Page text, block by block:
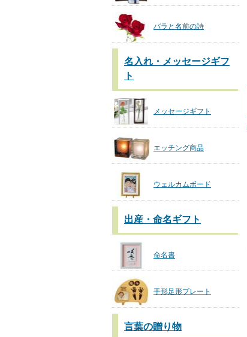
バラと名前の詩
名入れ・メッセージギフ
ト
メッセージギフト
エッチング商品
ウェルカムボード
出産・命名ギフト
命名書
手形足形プレート
言葉の贈り物